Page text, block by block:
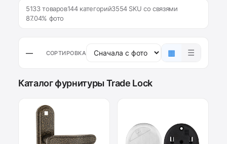
5133 товаров144 категорий3554 SKU со связями
87.04% фото
— СОРТИРОВКА ▦ ☰
Каталог фурнитуры Trade Lock